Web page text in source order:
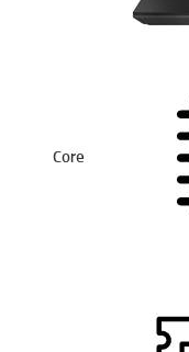
Core